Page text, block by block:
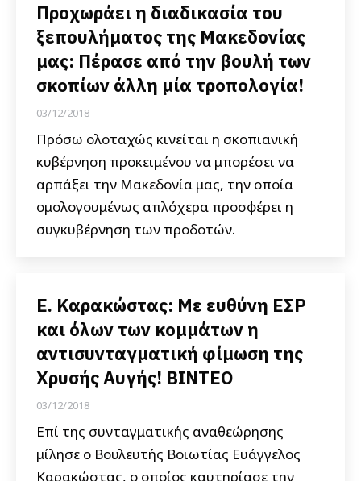
Προχωράει η διαδικασία του
ξεπουλήματος της Μακεδονίας
μας: Πέρασε από την βουλή των
σκοπίων άλλη μία τροπολογία!
03/12/2018
Πρόσω ολοταχώς κινείται η σκοπιανική
κυβέρνηση προκειμένου να μπορέσει να
αρπάξει την Μακεδονία μας, την οποία
ομολογουμένως απλόχερα προσφέρει η
συγκυβέρνηση των προδοτών.
Ε. Καρακώστας: Με ευθύνη ΕΣΡ
και όλων των κομμάτων η
αντισυνταγματική φίμωση της
Χρυσής Αυγής! BINTEO
03/12/2018
Επί της συνταγματικής αναθεώρησης
μίλησε ο Βουλευτής Βοιωτίας Ευάγγελος
Καρακώστας, ο οποίος καυτηρίασε την